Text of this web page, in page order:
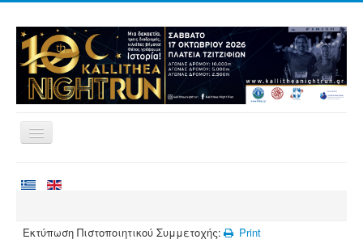
Εκτύπωση Πιστοποιητικού Συμμετοχής: Print